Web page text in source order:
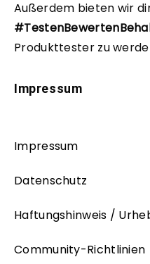
Außerdem bieten wir
Produkttester zu
Impressum
Impressum
Datenschutz
Haftungshinweis /
Community-Richtlinien